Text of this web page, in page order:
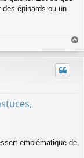
des épinards ou un
u
emblématique de